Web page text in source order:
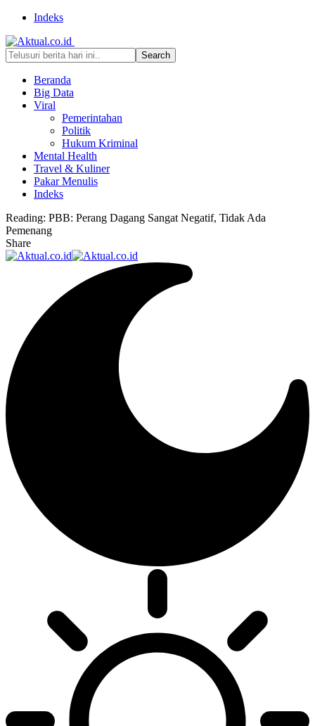
Indeks
Beranda
Big Data
Viral
Pemerintahan
Politik
Hukum Kriminal
Mental Health
Travel & Kuliner
Pakar Menulis
Indeks
Reading: PBB: Perang Dagang Sangat Negatif, Tidak Ada
Pemenang
Share